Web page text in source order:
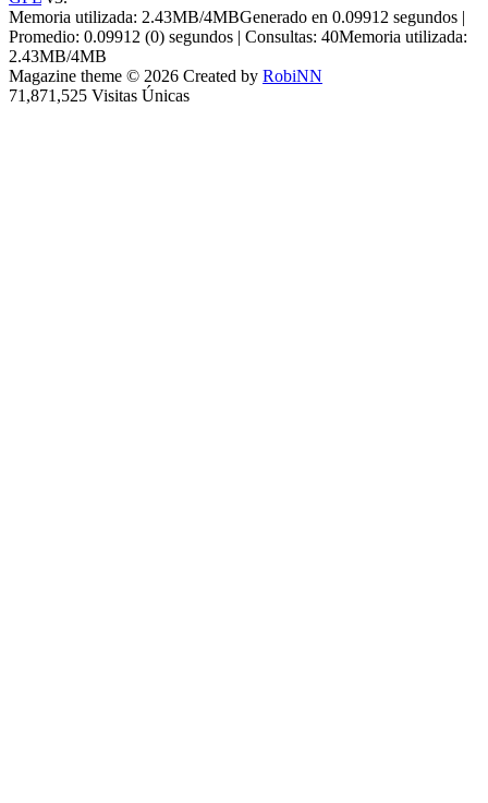
Memoria utilizada: 2.43MB/4MBGenerado en 0.09912 segundos |
Promedio: 0.09912 (0) segundos | Consultas: 40Memoria utilizada:
2.43MB/4MB
Magazine theme © 2026 Created by RobiNN
71,871,525 Visitas Únicas